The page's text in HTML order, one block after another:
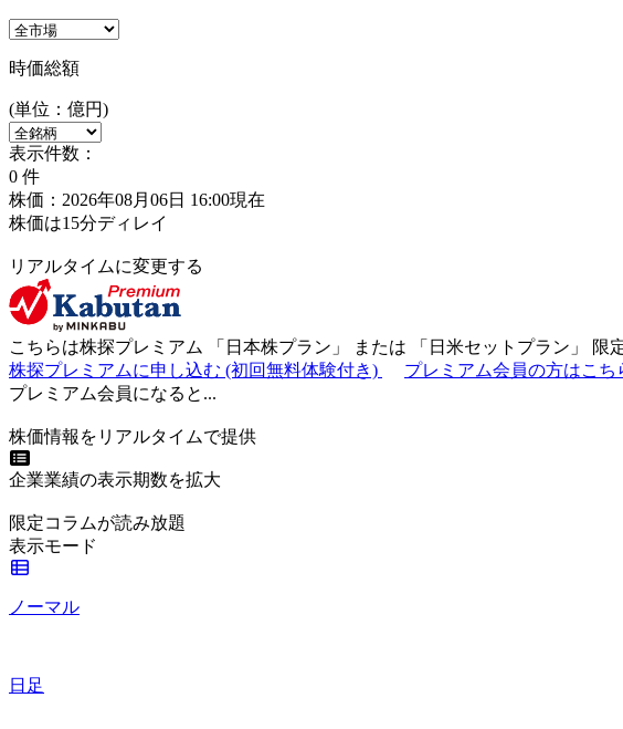
時価総額
(単位：億円)
表示件数：
0 件
株価：2026年08月06日 16:00現在
株価は15分ディレイ
リアルタイムに変更する
こちらは株探プレミアム 「 日本株プラン 」 または 「 日米セットプラン 」 限
株探プレミアムに申し込む (初回無料体験付き)
プレミアム会員の方はこち
プレミアム会員になると...
株価情報をリアルタイムで提供
企業業績の表示期数を拡大
限定コラムが読み放題
表示モード
ノーマル
日足